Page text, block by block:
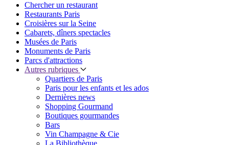
Chercher un restaurant
Restaurants Paris
Croisières sur la Seine
Cabarets, dîners spectacles
Musées de Paris
Monuments de Paris
Parcs d'attractions
Autres rubriques
Quartiers de Paris
Paris pour les enfants et les ados
Dernières news
Shopping Gourmand
Boutiques gourmandes
Bars
Vin Champagne & Cie
La Bibliothèque